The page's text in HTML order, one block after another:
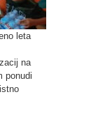
leta
na
ponudi